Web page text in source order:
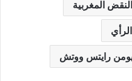
المغربية
رايتس ووتش